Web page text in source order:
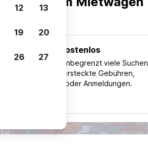
Kostenlos
Nutze unbegrenzt viele Suchen
ohne versteckte Gebühren,
Kosten oder Anmeldungen.
12 13
19 20
26 27